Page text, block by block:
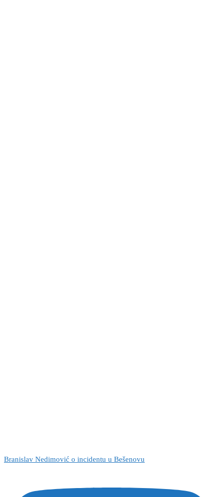
Branislav Nedimović o incidentu u Bešenovu